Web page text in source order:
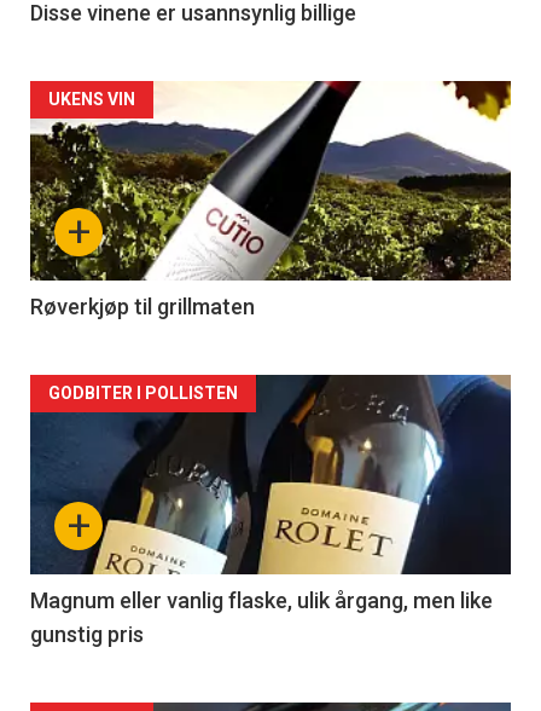
Disse vinene er usannsynlig billige
Forsiden
akkurat
nå
-
2
+
UKENS VIN
Røverkjøp til grillmaten
Forsiden
akkurat
nå
3
+
GODBITER I POLLISTEN
Magnum eller vanlig flaske, ulik årgang, men like
gunstig pris